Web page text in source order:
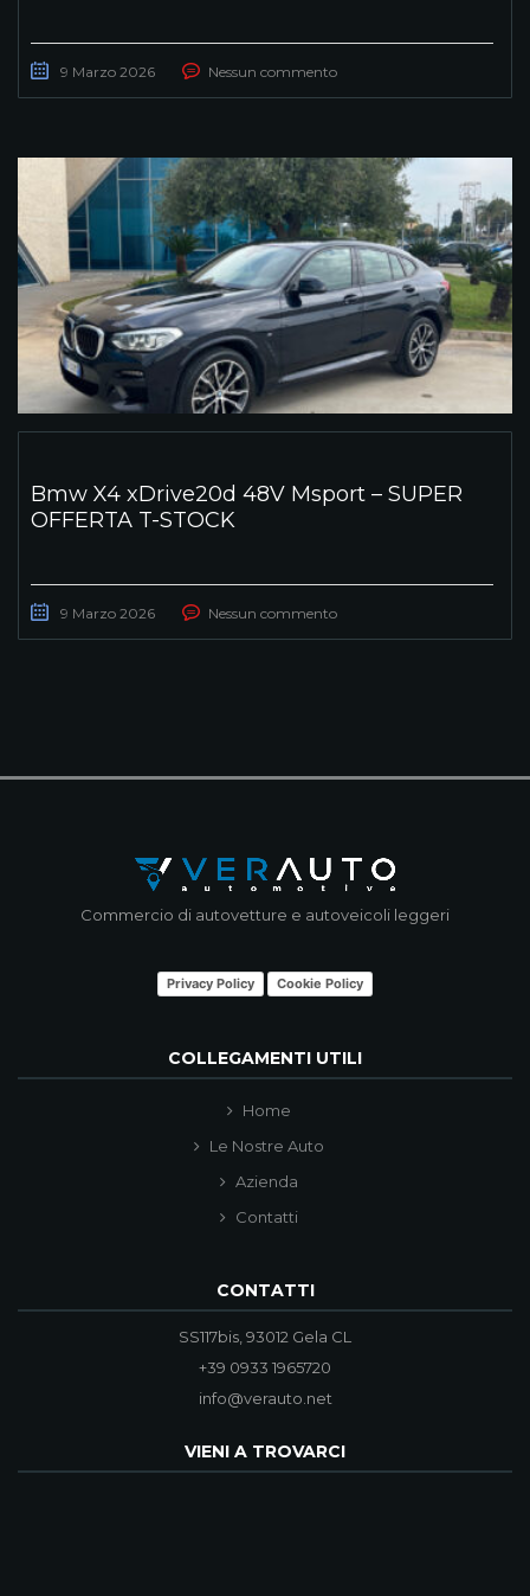
9 Marzo 2026 Nessun commento
Bmw X4 xDrive20d 48V Msport – SUPER
OFFERTA T-STOCK
9 Marzo 2026 Nessun commento
Commercio di autovetture e autoveicoli leggeri
Privacy Policy Cookie Policy
COLLEGAMENTI UTILI
Home
Le Nostre Auto
Azienda
Contatti
CONTATTI
SS117bis, 93012 Gela CL
+39 0933 1965720
info@verauto.net
VIENI A TROVARCI